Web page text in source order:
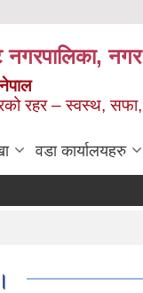
नगर
रहर – स्वस्थ,
वडा कार्यालयहरु